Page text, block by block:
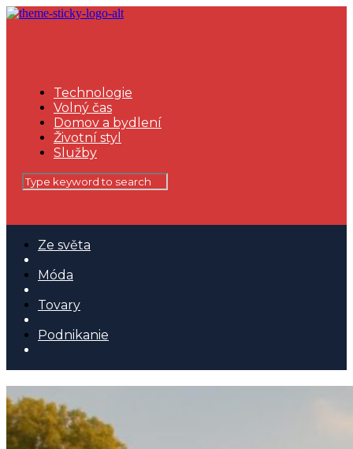
Technologie
Volný čas
Domov a bydlení
Životní styl
Služby
Ze světa
Móda
Tovary
Podnikanie